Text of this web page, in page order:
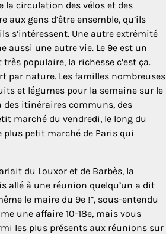
la circulation des vélos et des
aux gens d’être ensemble, qu’ils
s’intéressent. Une autre extrémité
aussi une autre vie. Le 9e est un
populaire, la richesse c’est ça.
par nature. Les familles nombreuses
et légumes pour la semaine sur le
des itinéraires communs, des
marché du vendredi, le long du
plus petit marché de Paris qui
du Louxor et de Barbès, la
allé à une réunion quelqu’un a dit
le maire du 9e !”, sous-entendu
une affaire 10-18e, mais vous
les plus présents aux réunions sur